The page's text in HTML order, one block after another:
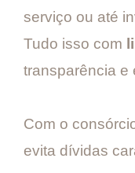
serviço ou até
Tudo isso com
transparência e
Com o
evita dívidas